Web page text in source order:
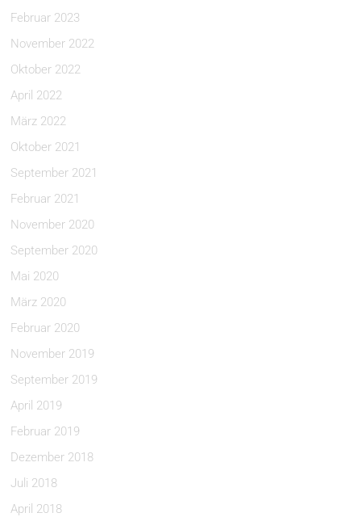
Februar 2023
November 2022
Oktober 2022
April 2022
März 2022
Oktober 2021
September 2021
Februar 2021
November 2020
September 2020
Mai 2020
März 2020
Februar 2020
November 2019
September 2019
April 2019
Februar 2019
Dezember 2018
Juli 2018
April 2018